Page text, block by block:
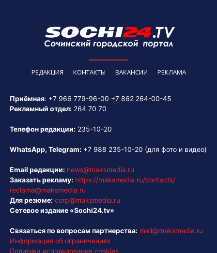
РЕДАКЦИЯ КОНТАКТЫ ВАКАНСИИ РЕКЛАМА
Приёмная: +7 966 779-96-00 +7 862 264-00-45
Рекламный отдел: 264 70 70
Телефон редакции: 235-10-20
WhatsApp, Telegram: +7 988 235-10-20 (для фото и видео)
Email редакции: news@maksmedia.ru
Заказать рекламу: https://maksmedia.ru/contacts/
reclama@maksmedia.ru
Для резюме: corp@maksmedia.ru
Сетевое издание «Sochi24.tv»
Связаться по вопросам партнерства: mail@maksmedia.ru
Информация об ограничениях
Политика использования cookies